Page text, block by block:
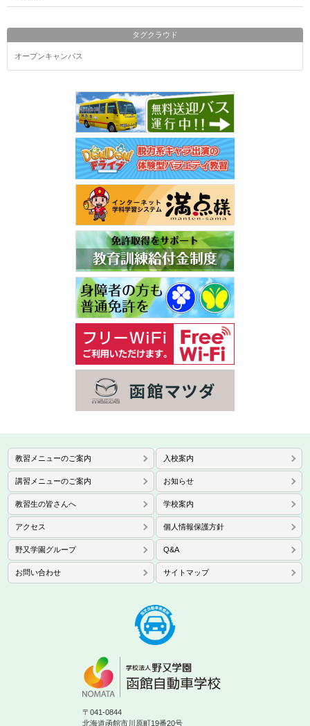
タグクラウド
オープンキャンパス
教習メニューのご案内 入校案内
講習メニューのご案内 お知らせ
教習生の皆さんへ 学校案内
アクセス 個人情報保護方針
野又学園グループ Q&A
お問い合わせ サイトマップ
〒041-0844
北海道函館市川原町19番20号